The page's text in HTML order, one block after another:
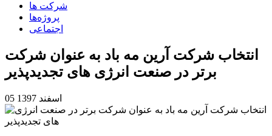
شرکت ها
پروژه‌ها
اجتماعی
انتخاب شرکت آرین مه باد به عنوان شرکت
برتر در صنعت انرژی های تجدیدپذیر
05 اسفند 1397